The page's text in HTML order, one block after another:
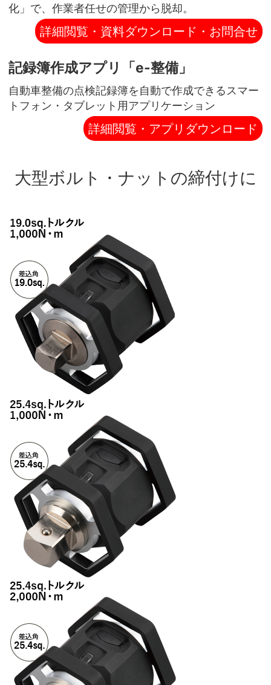
化」で、作業者任せの管理から脱却。
詳細閲覧・資料ダウンロード・お問合せ
記録簿作成アプリ「e-整備」
自動車整備の点検記録簿を自動で作成できるスマー
トフォン・タブレット用アプリケーション
詳細閲覧・アプリダウンロード
大型ボルト・ナットの締付けに